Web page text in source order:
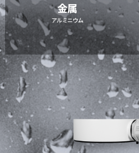
金属
アルミニウム